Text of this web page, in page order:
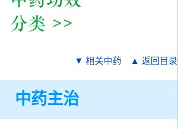
▼ 相关中药 ▲ 返回目录
中药主治